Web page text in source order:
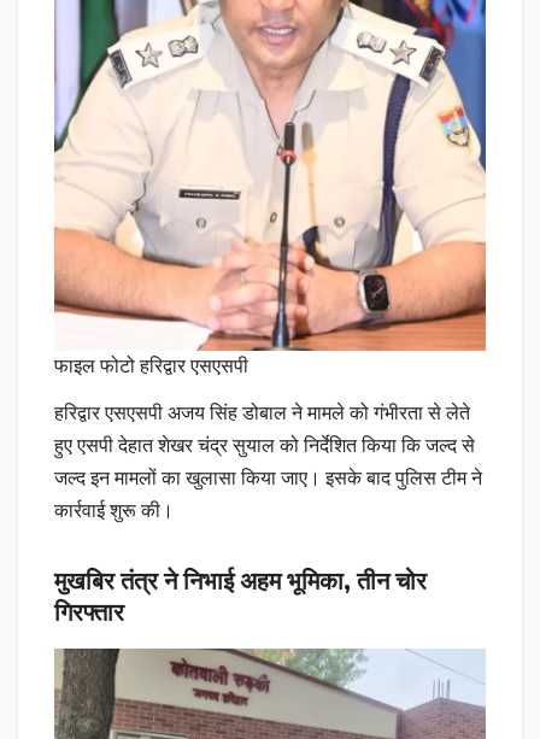
फाइल फोटो हरिद्वार एसएसपी
हरिद्वार एसएसपी अजय सिंह डोबाल ने मामले को गंभीरता से लेते
हुए एसपी देहात शेखर चंद्र सुयाल को निर्देशित किया कि जल्द से
जल्द इन मामलों का खुलासा किया जाए। इसके बाद पुलिस टीम ने
कार्रवाई शुरू की।
मुखबिर तंत्र ने निभाई अहम भूमिका, तीन चोर
गिरफ्तार